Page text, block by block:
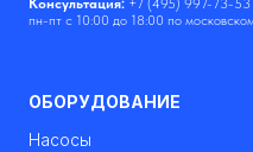
Консультация: +7 (495) 997-73-53
пн-пт с 10:00 до 18:00 по
ОБОРУДОВАНИЕ
Насосы